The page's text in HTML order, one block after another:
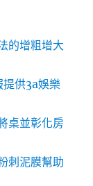
的增粗增大
供3a娛樂
桌並彰化房
刺泥膜幫助